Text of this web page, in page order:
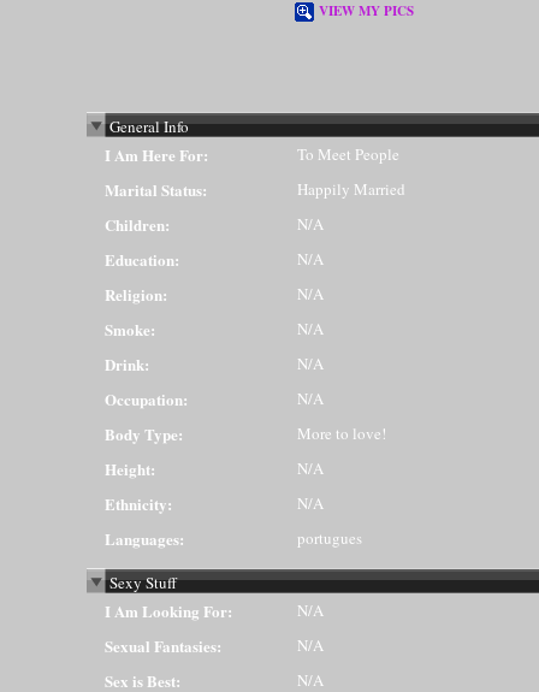
VIEW MY PICS
General Info
I Am Here For: To Meet People
Marital Status: Happily Married
Children: N/A
Education: N/A
Religion: N/A
Smoke: N/A
Drink: N/A
Occupation: N/A
Body Type: More to love!
Height: N/A
Ethnicity: N/A
Languages: portugues
Sexy Stuff
I Am Looking For: N/A
Sexual Fantasies: N/A
Sex is Best: N/A